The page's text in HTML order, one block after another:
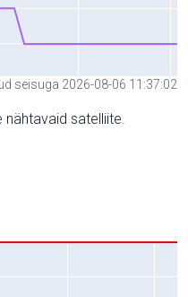
seisuga 2026-08-06 11:37:02
nähtavaid satelliite.